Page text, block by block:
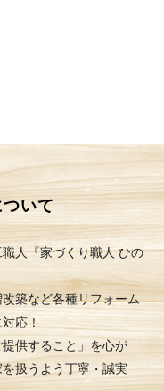
ついて
人『家づくり職人 ひの
築など各種リフォーム
応！
提供すること」を心が
扱うよう丁寧・誠実